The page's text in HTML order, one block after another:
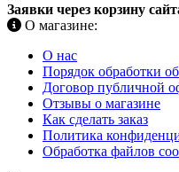
Заявки через корзину
О магазине:
О нас
Порядок обработки
Договор публичной
Отзывы о магазине
Как сделать заказ
Политика
Обработка файлов